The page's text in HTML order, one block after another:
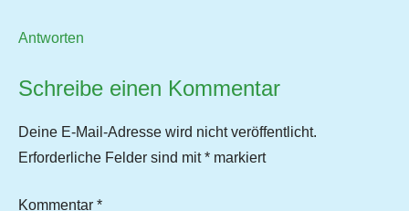
Antworten
Schreibe einen Kommentar
Deine E-Mail-Adresse wird nicht veröffentlicht.
Erforderliche Felder sind mit* markiert
Kommentar *